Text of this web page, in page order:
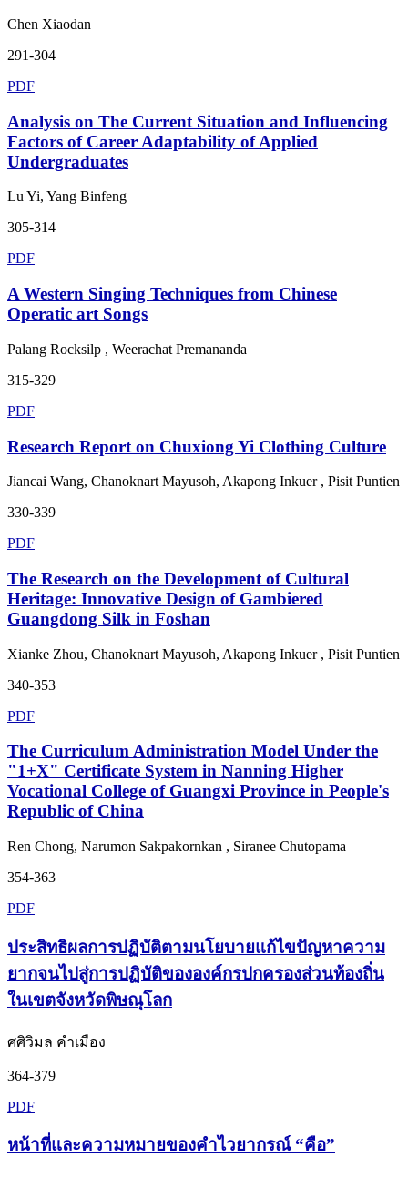
Chen Xiaodan
291-304
PDF
Analysis on The Current Situation and Influencing
Factors of Career Adaptability of Applied
Undergraduates
Lu Yi, Yang Binfeng
305-314
PDF
A Western Singing Techniques from Chinese
Operatic art Songs
Palang Rocksilp , Weerachat Premananda
315-329
PDF
Research Report on Chuxiong Yi Clothing Culture
Jiancai Wang, Chanoknart Mayusoh, Akapong Inkuer , Pisit Puntien
330-339
PDF
The Research on the Development of Cultural
Heritage: Innovative Design of Gambiered
Guangdong Silk in Foshan
Xianke Zhou, Chanoknart Mayusoh, Akapong Inkuer , Pisit Puntien
340-353
PDF
The Curriculum Administration Model Under the
"1+X" Certificate System in Nanning Higher
Vocational College of Guangxi Province in People's
Republic of China
Ren Chong, Narumon Sakpakornkan , Siranee Chutopama
354-363
PDF
ประสิทธิผลการปฏิบัติตามนโยบายแก้ไขปัญหาความ
ยากจนไปสู่การปฏิบัติขององค์กรปกครองส่วนท้องถิ่น
ในเขตจังหวัดพิษณุโลก
ศศิวิมล คำเมือง
364-379
PDF
หน้าที่และความหมายของคำไวยากรณ์ “คือ”